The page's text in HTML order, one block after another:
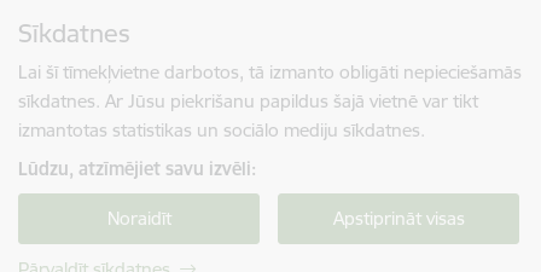
Sīkdatnes
Lai šī tīmekļvietne darbotos, tā izmanto obligāti nepieciešamās
sīkdatnes. Ar Jūsu piekrišanu papildus šajā vietnē var tikt
izmantotas statistikas un sociālo mediju sīkdatnes.
Lūdzu, atzīmējiet savu izvēli:
Noraidīt Apstiprināt visas